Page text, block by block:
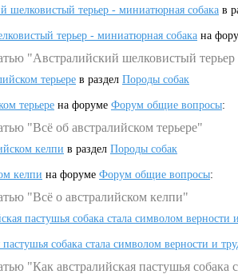
шелковистый терьер - миниатюрная собака в
терьер - миниатюрная собака на
"Австралийский шелковистый
терьере в раздел Породы собак
терьере на форуме Форум общие вопросы:
"Всё об австралийском терьере"
келпи в раздел Породы собак
келпи на форуме Форум общие вопросы:
"Всё о австралийском келпи"
пастушья собака стала символом верности
пастушья собака стала символом верности и
"Как австралийская пастушья